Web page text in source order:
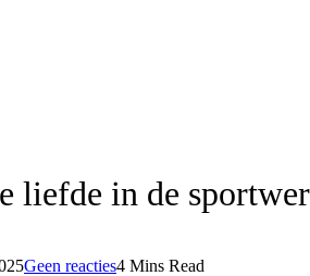
liefde in de
Geen reacties4 Mins Read